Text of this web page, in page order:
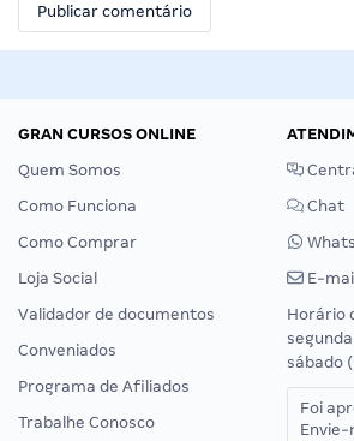
GRAN CURSOS ONLINE
Quem Somos
Como Funciona
Como Comprar
Loja Social
Validador de documentos
Conveniados
Programa de Afiliados
Trabalhe Conosco
Chat
E-mail
Horário
sábado
Foi
Envie-